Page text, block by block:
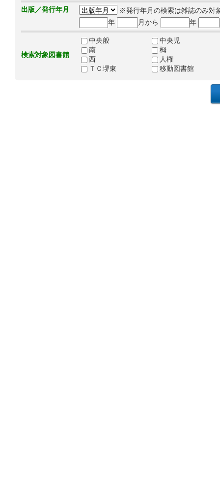
出版／発行年月
※発行年月の検索は雑誌のみ対
年
月から 年
検索対象図書館
中央般
中央児
南
栂
西
人権
ＴＣ堺東
移動図書館